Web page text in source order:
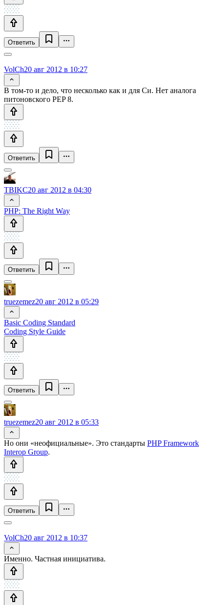
Ответить
VolCh20 авг 2012 в 10:27
В том-то и дело, что несколько как и для Си. Нет аналога
питоновского PEP 8.
Ответить
TBIKC20 авг 2012 в 04:30
PHP: The Right Way
Ответить
truezemez20 авг 2012 в 05:29
Basic Coding Standard
Coding Style Guide
Ответить
truezemez20 авг 2012 в 05:33
Но они «неофициальные». Это стандарты PHP Framework
Interop Group.
Ответить
VolCh20 авг 2012 в 10:37
Именно. Частная инициатива.